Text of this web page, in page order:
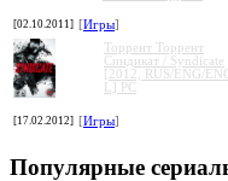
[02.10.2011] [Игры]
Торрент Торрент
Cиндикат / Syndicate
[2012, RUS/ENG/
L] PC
[17.02.2012] [Игры]
Популярные